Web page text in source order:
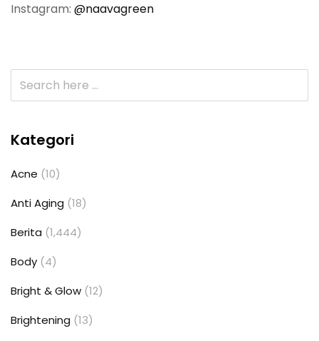
Instagram: @naavagreen
Kategori
Acne (10)
Anti Aging (18)
Berita (1,444)
Body (4)
Bright & Glow (12)
Brightening (13)